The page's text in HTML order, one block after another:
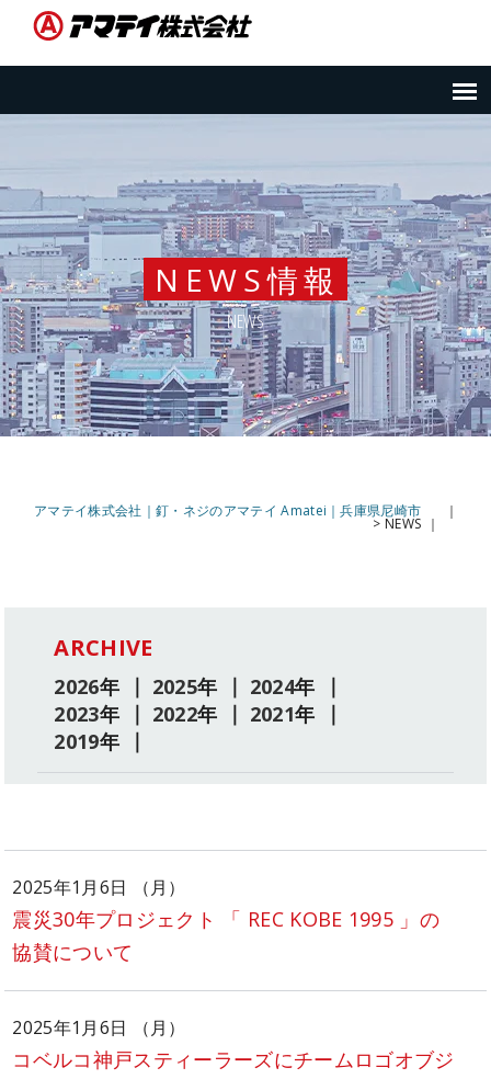
NEWS情報
NEWS
アマテイ株式会社｜釘・ネジのアマテイ Amatei｜兵庫県尼崎市
> NEWS
ARCHIVE
2026年 2025年 2024年
2023年 2022年 2021年
2019年
2025年1月6日 （月）
震災30年プロジェクト 「 REC KOBE 1995 」の
協賛について
2025年1月6日 （月）
コベルコ神戸スティーラーズにチームロゴオブジ